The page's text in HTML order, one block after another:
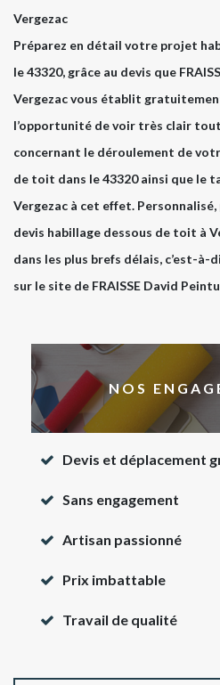
Vergezac
Préparez en détail votre projet
le 43320, grâce au devis que
Vergezac vous établit
l’opportunité de voir très clair
concernant le déroulement de
de toit dans le 43320 ainsi que le
Vergezac à cet effet.
devis habillage dessous de toit à
dans les plus brefs délais, c’est-à-
sur le site de FRAISSE David
NOS
Devis et déplacement
Sans engagement
Artisan passionné
Prix imbattable
Travail de qualité